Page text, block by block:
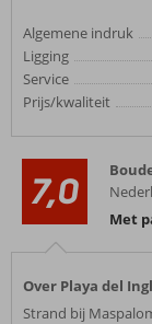
Algemene indruk
Ligging
Service
Prijs/kwaliteit
7,0
Met
Over Playa del
Strand bij